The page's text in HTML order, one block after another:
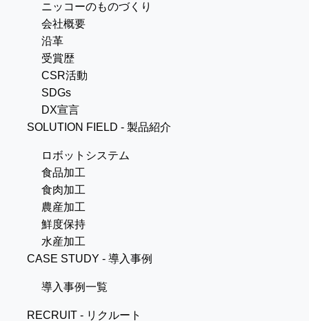
ニッコーのものづくり
会社概要
沿革
受賞歴
CSR活動
SDGs
DX宣言
SOLUTION FIELD - 製品紹介
ロボットシステム
食品加工
食肉加工
農産加工
鮮度保持
水産加工
CASE STUDY - 導入事例
導入事例一覧
RECRUIT - リクルート